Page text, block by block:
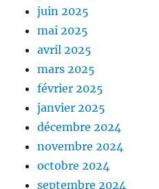
juin 2025
mai 2025
avril 2025
mars 2025
février 2025
janvier 2025
décembre 2024
novembre 2024
octobre 2024
septembre 2024